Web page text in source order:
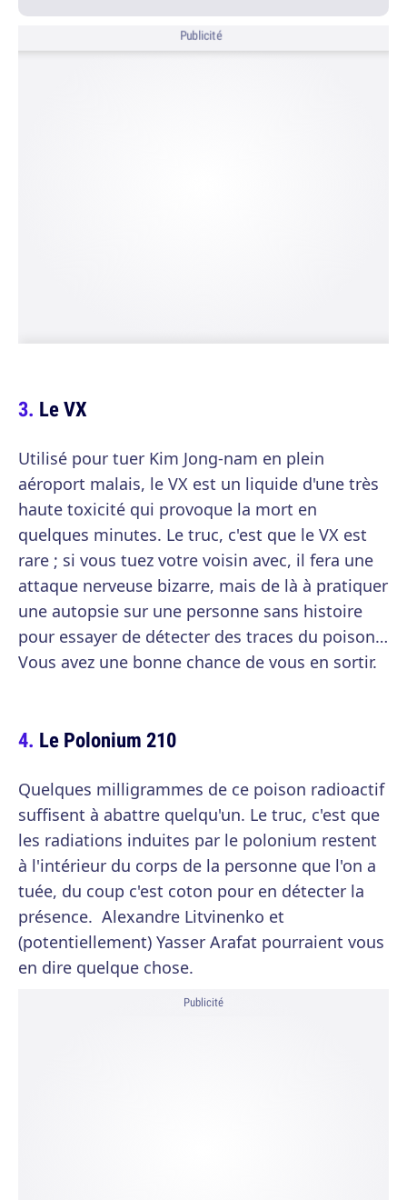
Publicité
Le VX
Utilisé pour tuer Kim Jong-nam en plein
aéroport malais, le VX est un liquide d'une très
haute toxicité qui provoque la mort en
quelques minutes. Le truc, c'est que le VX est
rare ; si vous tuez votre voisin avec, il fera une
attaque nerveuse bizarre, mais de là à pratiquer
une autopsie sur une personne sans histoire
pour essayer de détecter des traces du poison…
Vous avez une bonne chance de vous en sortir.
Le Polonium 210
Quelques milligrammes de ce poison radioactif
suffisent à abattre quelqu'un. Le truc, c'est que
les radiations induites par le polonium restent
à l'intérieur du corps de la personne que l'on a
tuée, du coup c'est coton pour en détecter la
présence. Alexandre Litvinenko et
(potentiellement) Yasser Arafat pourraient vous
en dire quelque chose.
Publicité